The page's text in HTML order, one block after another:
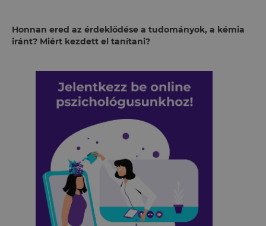
Honnan ered az érdeklődése a tudományok, a kémia
iránt? Miért kezdett el tanítani?